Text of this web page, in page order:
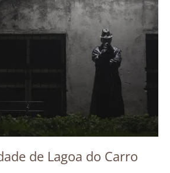
de Lagoa do Carro